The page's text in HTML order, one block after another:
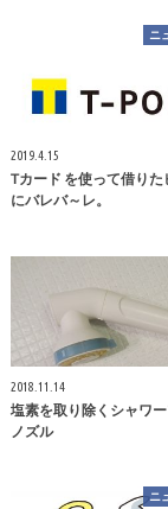
ニ
2019.4.15
Tカード を使って借り
にバレバ～レ。
2018.11.14
塩素を取り除くシャワ
ノズル
ニ